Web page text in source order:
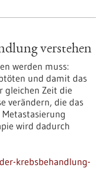
verstehen
werden muss:
und damit das
gleichen Zeit die
verändern, die das
wird dadurch
krebsbehandlung-